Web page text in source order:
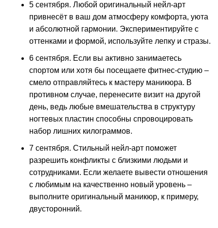
5 сентября. Любой оригинальный нейл-арт
привнесёт в ваш дом атмосферу комфорта, уюта
и абсолютной гармонии. Экспериментируйте с
оттенками и формой, используйте лепку и стразы.
6 сентября. Если вы активно занимаетесь
спортом или хотя бы посещаете фитнес-студию –
смело отправляйтесь к мастеру маникюра. В
противном случае, перенесите визит на другой
день, ведь любые вмешательства в структуру
ногтевых пластин способны спровоцировать
набор лишних килограммов.
7 сентября. Стильный нейл-арт поможет
разрешить конфликты с близкими людьми и
сотрудниками. Если желаете вывести отношения
с любимым на качественно новый уровень –
выполните оригинальный маникюр, к примеру,
двусторонний.